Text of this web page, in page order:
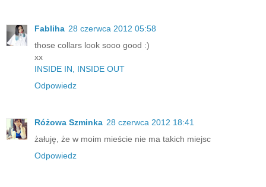
Fabliha 28 czerwca 2012 05:58
those collars look sooo good :)
xx
INSIDE IN, INSIDE OUT
Odpowiedz
Różowa Szminka 28 czerwca 2012 18:41
żałuję, że w moim mieście nie ma takich miejsc
Odpowiedz